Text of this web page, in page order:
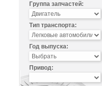
Группа запчастей:
Тип транспорта:
Год выпуска:
Привод: